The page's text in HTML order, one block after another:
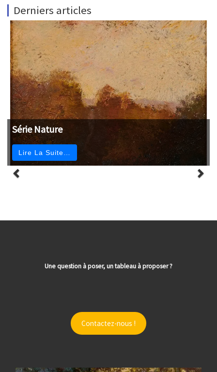
Derniers articles
Série Nature
Lire La Suite…
Une question à poser, un tableau à proposer ?
Contactez-nous !